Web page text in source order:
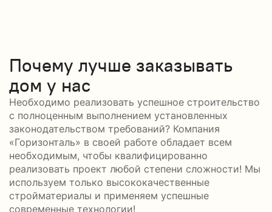
Почему лучше заказывать
дом у нас
Необходимо реализовать успешное строительство
с полноценным выполнением установленных
законодательством требований? Компания
«Горизонталь» в своей работе обладает всем
необходимым, чтобы квалифицированно
реализовать проект любой степени сложности! Мы
используем только высококачественные
стройматериалы и применяем успешные
современные технологии!